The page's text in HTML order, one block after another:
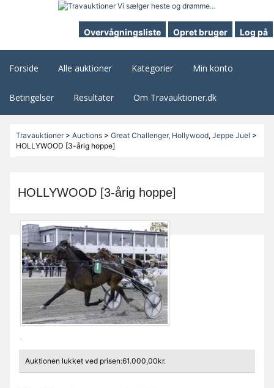
Overvågningsliste Opret bruger Log på
Forside Alle auktioner Kategorier Min konto
Betingelser Resultater Om Travauktioner.dk
Travauktioner> Auctions> Great Challenger, Hollywood, Jeppe Juel >
HOLLYWOOD [3-årig hoppe]
HOLLYWOOD [3-årig hoppe]
Auktionen lukket ved prisen:61.000,00kr.